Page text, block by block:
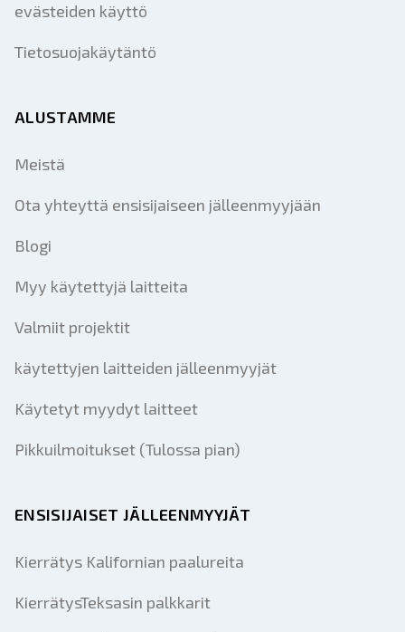
evästeiden käyttö
Tietosuojakäytäntö
ALUSTAMME
Meistä
Ota yhteyttä ensisijaiseen jälleenmyyjään
Blogi
Myy käytettyjä laitteita
Valmiit projektit
käytettyjen laitteiden jälleenmyyjät
Käytetyt myydyt laitteet
Pikkuilmoitukset (Tulossa pian)
ENSISIJAISET JÄLLEENMYYJÄT
Kierrätys Kalifornian paalureita
KierrätysTeksasin palkkarit